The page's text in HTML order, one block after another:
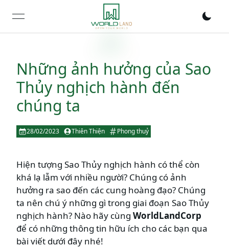
open navigation menu
Những ảnh hưởng của Sao
Thủy nghịch hành đến
chúng ta
28/02/2023 Thiên Thiện Phong thuỷ
Hiện tượng Sao Thủy nghịch hành có thể còn
khá lạ lẫm với nhiều người? Chúng có ảnh
hưởng ra sao đến các cung hoàng đạo? Chúng
ta nên chú ý những gì trong giai đoạn Sao Thủy
nghịch hành? Nào hãy cùng WorldLandCorp
để có những thông tin hữu ích cho các bạn qua
bài viết dưới đây nhé!